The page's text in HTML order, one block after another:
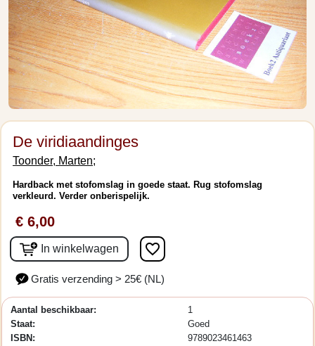
De viridiaandinges
Toonder, Marten;
Hardback met stofomslag in goede staat. Rug stofomslag
verkleurd. Verder onberispelijk.
€ 6,00
In winkelwagen favorite_border
Gratis verzending > 25€ (NL)
Aantal beschikbaar:
1
Staat:
Goed
ISBN:
9789023461463